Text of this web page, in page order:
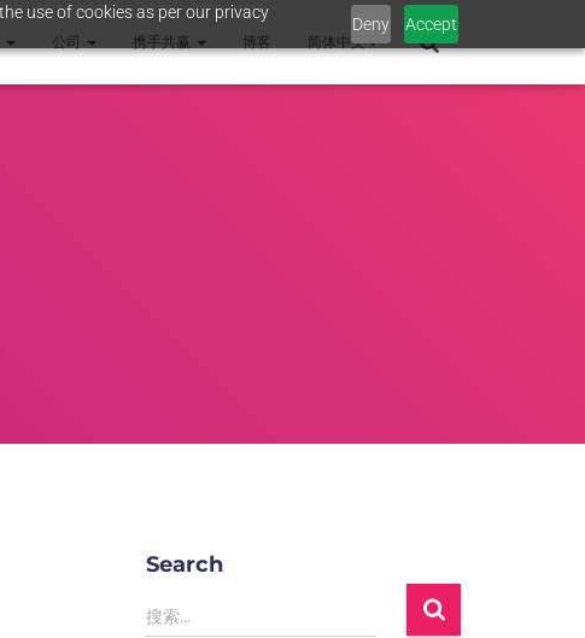
use of cookies as per our privacy
Deny Accept
公司 携手共赢 博客 简体中文
Search
搜索…